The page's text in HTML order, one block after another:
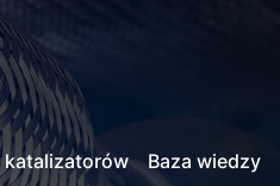
katalizatorów Baza wiedzy